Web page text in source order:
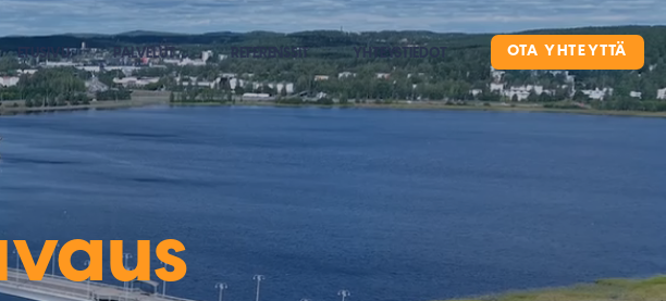
ETUSIVU PALVELUT REFERENSSIT YHTEYSTIEDOT OTA YHTEYTTÄ